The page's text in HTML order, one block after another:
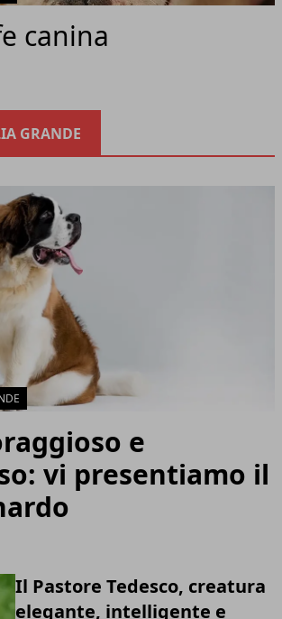
canina
GRANDE
e
vi presentiamo il
Il Pastore Tedesco, creatura
elegante, intelligente e